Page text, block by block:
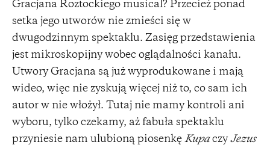
Gracjana Roztockiego musical? Przecież ponad
setka jego utworów nie zmieści się w
dwugodzinnym spektaklu. Zasięg przedstawienia
jest mikroskopijny wobec oglądalności kanału.
Utwory Gracjana są już wyprodukowane i mają
wideo, więc nie zyskują więcej niż to, co sam ich
autor w nie włożył. Tutaj nie mamy kontroli ani
wyboru, tylko czekamy, aż fabuła spektaklu
przyniesie nam ulubioną piosenkę KupaczyJezus